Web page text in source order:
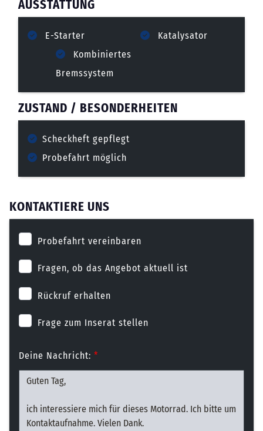
AUSSTATTUNG
E-Starter
Katalysator
Kombiniertes
Bremssystem
ZUSTAND / BESONDERHEITEN
Scheckheft gepflegt
Probefahrt möglich
KONTAKTIERE UNS
Probefahrt vereinbaren
Fragen, ob das Angebot aktuell ist
Rückruf erhalten
Frage zum Inserat stellen
Deine Nachricht: *